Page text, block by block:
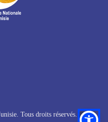
Tous droits réservés.